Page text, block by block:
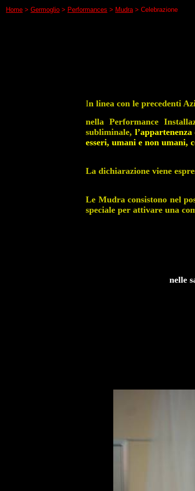
Home > Germoglio > Performances > Mudra> Celebrazione
In linea con le precedenti
nella Performance
subliminale,
esseri, umani e non umani,
La dichiarazione viene
Le Mudra consistono nel
speciale per attivare una
nelle